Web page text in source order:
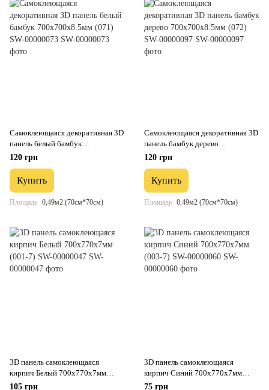
Самоклеющаяся декоративная 3D
панель белый бамбук
700x700x8.5мм (071) SW-
120 грн
Купить
Площадь 0,49м2 (70см*70см)
Самоклеющаяся декоративная 3D
панель бамбук дерево
700x700x8.5мм (072) SW-
120 грн
Купить
Площадь 0,49м2 (70см*70см)
3D панель самоклеющаяся
кирпич Белый 700x770x7мм
(001-7) SW-00000047
105 грн
3D панель самоклеющаяся
кирпич Синий 700x770x7мм
(003-7) SW-00000060
75 грн